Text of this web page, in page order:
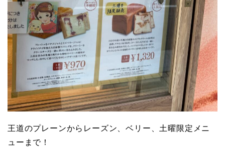
王道のプレーンからレーズン、ベリー、土曜限定メニ
ューまで！